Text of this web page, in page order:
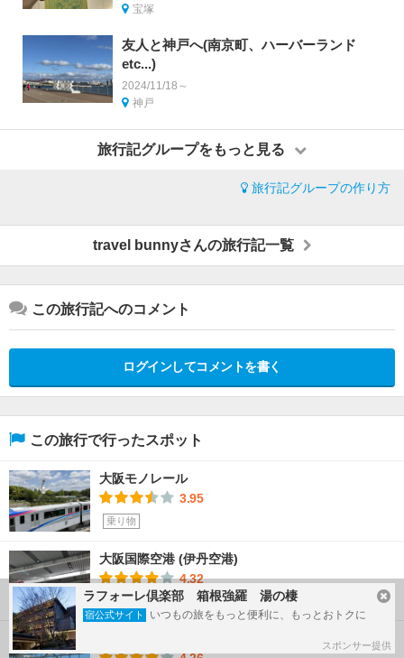
宝塚
友人と神戸へ(南京町、ハーバーランド
etc...)
2024/11/18～
神戸
旅行記グループをもっと見る
旅行記グループの作り方
travel bunnyさんの旅行記一覧
この旅行記へのコメント
ログインしてコメントを書く
この旅行で行ったスポット
大阪モノレール
3.95
乗り物
大阪国際空港 (伊丹空港)
4.32
空港
ラフォーレ倶楽部 箱根強羅 湯の棲
宿公式サイト いつもの旅をもっと便利に、もっとおトクに
スポンサー提供